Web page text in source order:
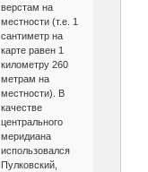
верстам на
местности (т.е. 1
сантиметр на
карте равен 1
километру 260
метрам на
местности). В
качестве
центрального
меридиана
использовался
Пулковский,